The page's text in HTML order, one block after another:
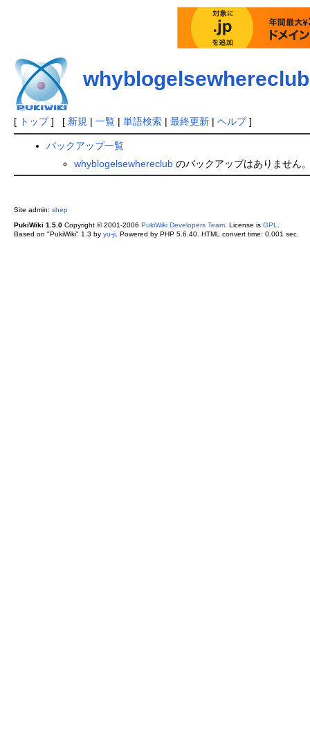
whyblogelsewhereclub
[ トップ] [ 新規 | 一覧| 単語検索| 最終更新| ヘルプ]
バックアップ一覧
whyblogelsewhereclubのバックアップはありません
Site admin: shep
PukiWiki 1.5.0Copyright © 2001-2006 PukiWiki Developers Team. License is GPL
Based on "PukiWiki" 1.3 by yu-ji. Powered by PHP 5.6.40. HTML convert time: 0.001 sec.